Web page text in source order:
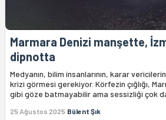
Marmara Denizi manşette,
dipnotta
Medyanın, bilim insanlarının, karar
krizi görmesi gerekiyor. Körfezin çığlığı,
gibi göze batmayabilir ama sessizliği çok
25 Ağustos 2025 Bülent Şık